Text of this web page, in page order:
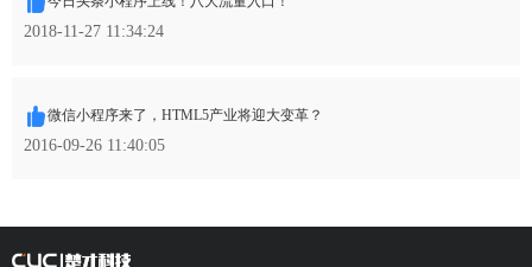
2018-11-27 11:34:24
微信小程序来了，HTML5产业将迎大变革？
2016-09-26 11:40:05